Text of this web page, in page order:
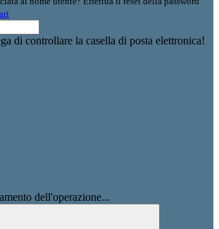
di controllare la casella di posta elettronica!
dell'operazione...